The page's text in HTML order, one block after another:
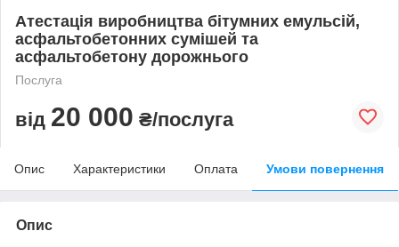
Атестація виробництва бітумних емульсій,
асфальтобетонних сумішей та
асфальтобетону дорожнього
Послуга
від 20 000 ₴/послуга
Опис Характеристики Оплата Умови повернення
Опис